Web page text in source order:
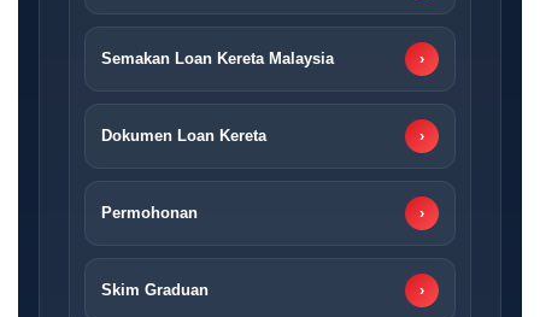
Semakan Loan Kereta Malaysia ›
Dokumen Loan Kereta ›
Permohonan ›
Skim Graduan ›